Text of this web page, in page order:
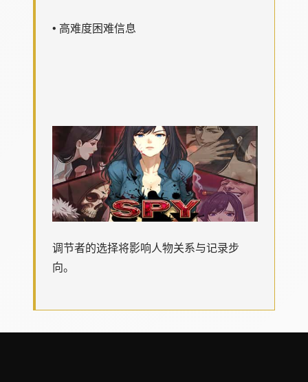
• 高难度困难信息
调节者的选择将影响人物关系与记录步
向。